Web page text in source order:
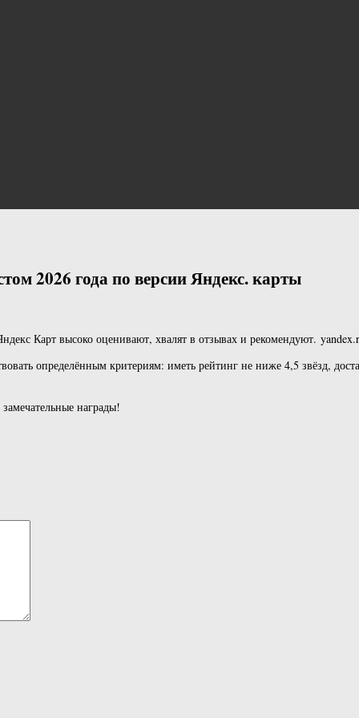
2026 года по версии Яндекс. карты
Карт высоко оценивают, хвалят в отзывах и рекомендуют.
определённым критериям: иметь рейтинг не ниже 4,5 звёзд,
награды!